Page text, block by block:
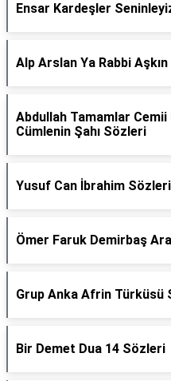
Ensar Kardeşler
Alp Arslan Ya Rabbi
Abdullah Tamamlar
Cümlenin Şahı Sözleri
Yusuf Can İbrahim Sözleri
Ömer Faruk Demirbaş
Grup Anka Afrin Türküsü
Bir Demet Dua 14 Sözleri